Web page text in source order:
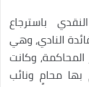
باسترجاع
النادي، وهي
وكانت
بها محامٍ ونائب